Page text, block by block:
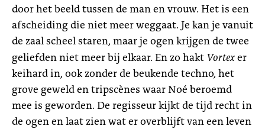
door het beeld tussen de man en vrouw. Het is een
afscheiding die niet meer weggaat. Je kan je vanuit
de zaal scheel staren, maar je ogen krijgen de twee
geliefden niet meer bij elkaar. En zo hakt Vortexer
keihard in, ook zonder de beukende techno, het
grove geweld en tripscènes waar Noé beroemd
mee is geworden. De regisseur kijkt de tijd recht in
de ogen en laat zien wat er overblijft van een leven